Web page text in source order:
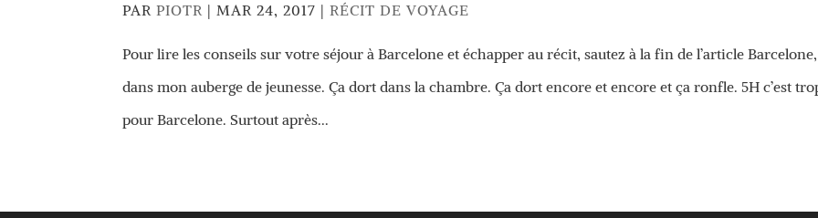
PARPIOTR |MAR 24, 2017 |RÉCIT DE VOYAGE
Pour lire les conseils sur votre séjour à Barcelone et échapper au récit, sautez à la fin de l’article Barcelone,
dans mon auberge de jeunesse. Ça dort dans la chambre. Ça dort encore et encore et ça ronfle. 5H c’est
pour Barcelone. Surtout après...